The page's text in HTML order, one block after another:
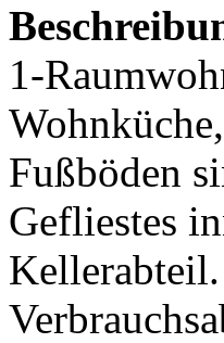
1-
Fußböden
Gefliestes